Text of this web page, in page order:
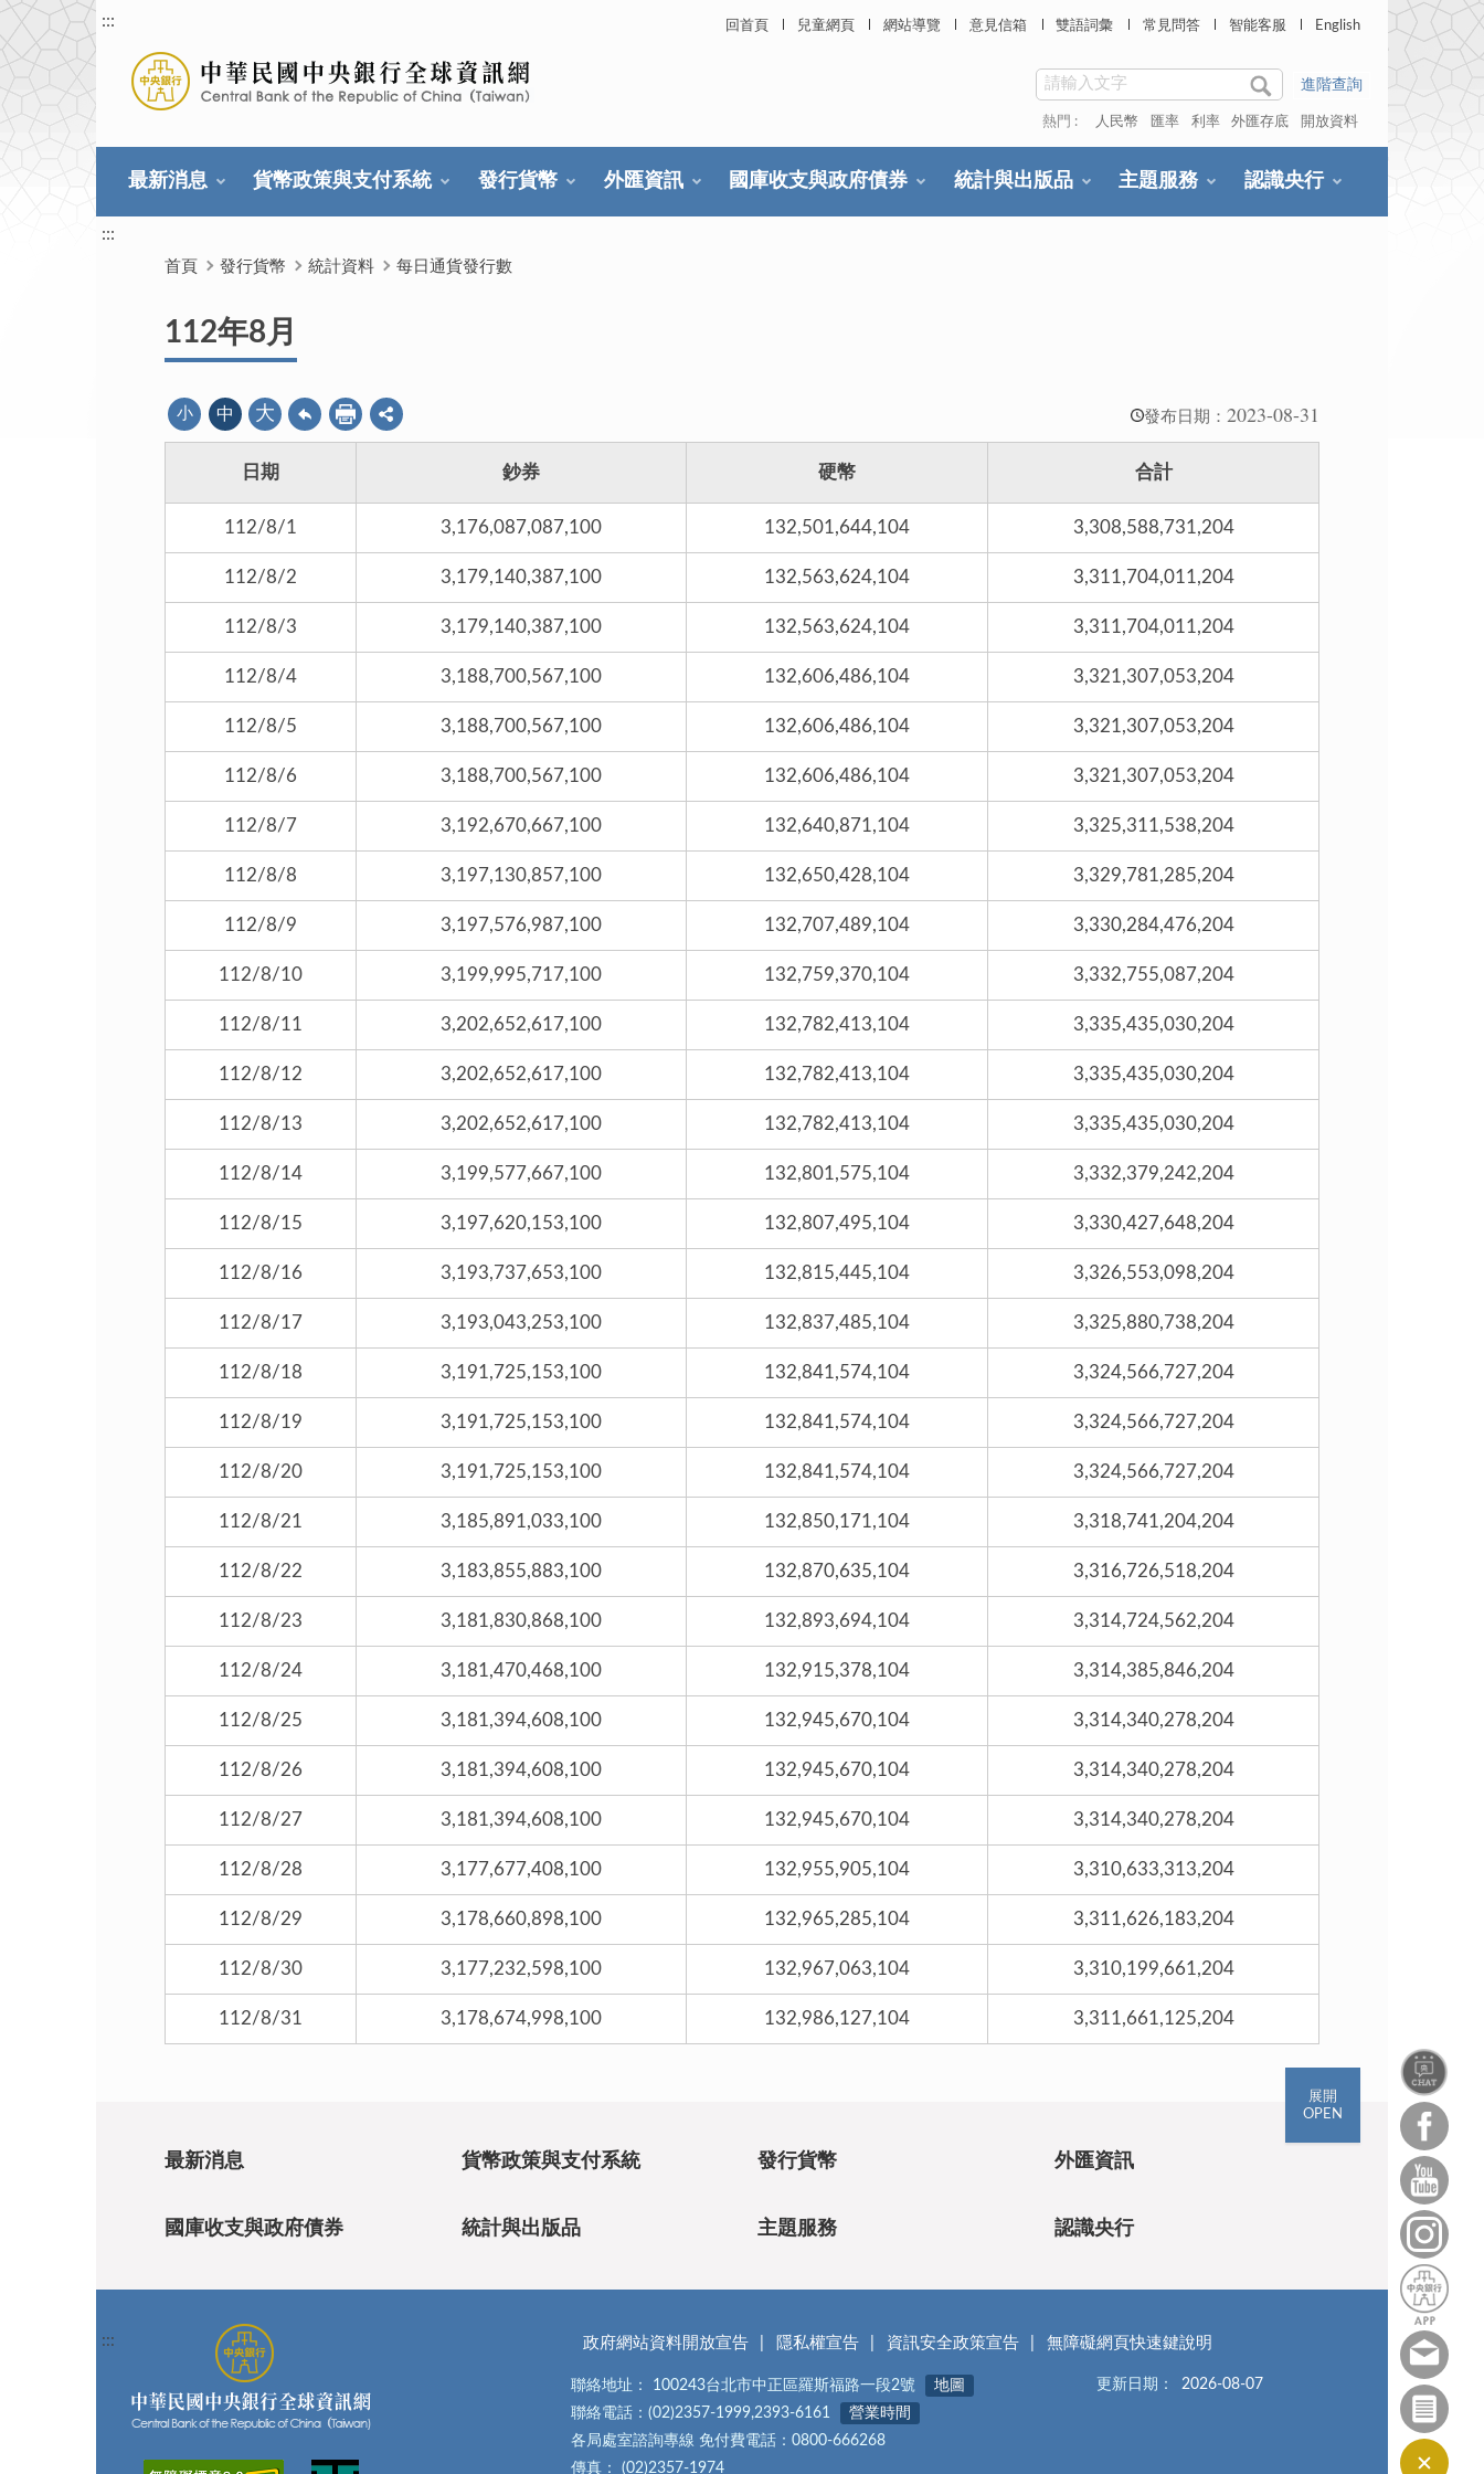
回首頁 兒童網頁 網站導覽 意見信箱 雙語詞彙 常見問答 智能客服 English
:::
進階查詢
熱門 : 人民幣 匯率 利率 外匯存底 開放資料
最新消息 貨幣政策與支付系統 發行貨幣 外匯資訊 國庫收支與政府債券 統計與出版品 主題服務 認識央行
:::
首頁 發行貨幣 統計資料 每日通貨發行數
112年8月
發布日期： 2023-08-31
小 中 大
日期 鈔券 硬幣 合計
112/8/1 3,176,087,087,100 132,501,644,104 3,308,588,731,204
112/8/2 3,179,140,387,100 132,563,624,104 3,311,704,011,204
112/8/3 3,179,140,387,100 132,563,624,104 3,311,704,011,204
112/8/4 3,188,700,567,100 132,606,486,104 3,321,307,053,204
112/8/5 3,188,700,567,100 132,606,486,104 3,321,307,053,204
112/8/6 3,188,700,567,100 132,606,486,104 3,321,307,053,204
112/8/7 3,192,670,667,100 132,640,871,104 3,325,311,538,204
112/8/8 3,197,130,857,100 132,650,428,104 3,329,781,285,204
112/8/9 3,197,576,987,100 132,707,489,104 3,330,284,476,204
112/8/10 3,199,995,717,100 132,759,370,104 3,332,755,087,204
112/8/11 3,202,652,617,100 132,782,413,104 3,335,435,030,204
112/8/12 3,202,652,617,100 132,782,413,104 3,335,435,030,204
112/8/13 3,202,652,617,100 132,782,413,104 3,335,435,030,204
112/8/14 3,199,577,667,100 132,801,575,104 3,332,379,242,204
112/8/15 3,197,620,153,100 132,807,495,104 3,330,427,648,204
112/8/16 3,193,737,653,100 132,815,445,104 3,326,553,098,204
112/8/17 3,193,043,253,100 132,837,485,104 3,325,880,738,204
112/8/18 3,191,725,153,100 132,841,574,104 3,324,566,727,204
112/8/19 3,191,725,153,100 132,841,574,104 3,324,566,727,204
112/8/20 3,191,725,153,100 132,841,574,104 3,324,566,727,204
112/8/21 3,185,891,033,100 132,850,171,104 3,318,741,204,204
112/8/22 3,183,855,883,100 132,870,635,104 3,316,726,518,204
112/8/23 3,181,830,868,100 132,893,694,104 3,314,724,562,204
112/8/24 3,181,470,468,100 132,915,378,104 3,314,385,846,204
112/8/25 3,181,394,608,100 132,945,670,104 3,314,340,278,204
112/8/26 3,181,394,608,100 132,945,670,104 3,314,340,278,204
112/8/27 3,181,394,608,100 132,945,670,104 3,314,340,278,204
112/8/28 3,177,677,408,100 132,955,905,104 3,310,633,313,204
112/8/29 3,178,660,898,100 132,965,285,104 3,311,626,183,204
112/8/30 3,177,232,598,100 132,967,063,104 3,310,199,661,204
112/8/31 3,178,674,998,100 132,986,127,104 3,311,661,125,204
展開
OPEN
最新消息 貨幣政策與支付系統 發行貨幣 外匯資訊
國庫收支與政府債券 統計與出版品 主題服務 認識央行
::: 政府網站資料開放宣告 隱私權宣告 資訊安全政策宣告 無障礙網頁快速鍵說明
聯絡地址： 100243台北市中正區羅斯福路一段2號
地圖
聯絡電話：(02)2357-1999,2393-6161
營業時間
各局處室諮詢專線 免付費電話：0800-666268
傳真： (02)2357-1974
更新日期： 2026-08-07